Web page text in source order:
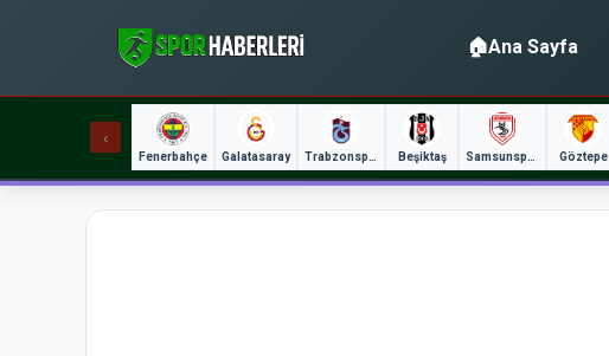
🏠Ana Sayfa
‹
Fenerbahçe Galatasaray Trabzonspor Beşiktaş Samsunspor Göztepe